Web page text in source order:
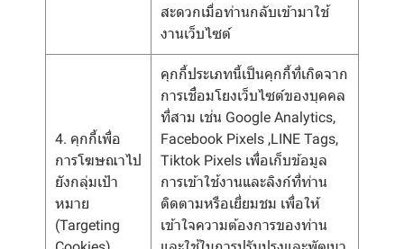
สะดวกเมื่อท่านกลับเข้ามาใช้
งานเว็บไซต์
4. คุกกี้เพื่อ
การโฆษณาไป
ยังกลุ่มเป้า
หมาย
(Targeting
คุกกี้ประเภทนี้เป็นคุกกี้ที่เกิดจาก
การเชื่อมโยงเว็บไซต์ของบุคคล
ที่สาม เช่น Google Analytics,
Facebook Pixels ,LINE Tags,
Tiktok Pixels เพื่อเก็บข้อมูล
การเข้าใช้งานและลิงก์ที่ท่าน
ติดตามหรือเยี่ยมชม เพื่อให้
เข้าใจความต้องการของท่าน